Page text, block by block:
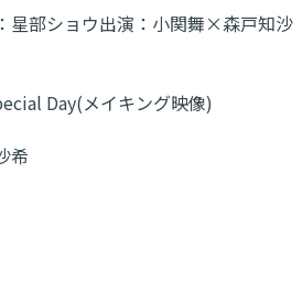
星部ショウ出演： 小関舞×森戸知沙
Day(メイキング映像)
希